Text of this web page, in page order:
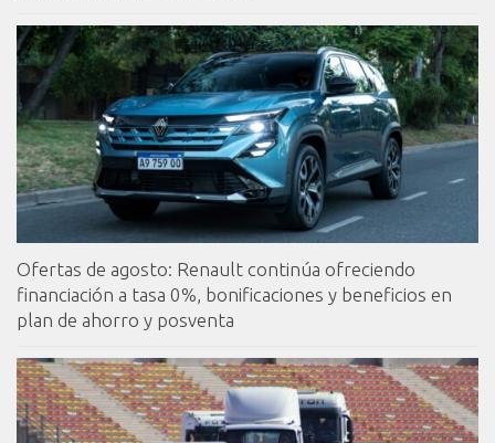
Ofertas de agosto: Renault continúa ofreciendo
financiación a tasa 0%, bonificaciones y beneficios en
plan de ahorro y posventa